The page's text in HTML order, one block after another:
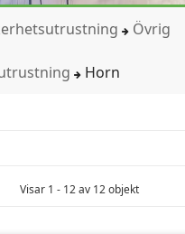
Övrig
Horn
Visar 1 - 12 av 12 objekt